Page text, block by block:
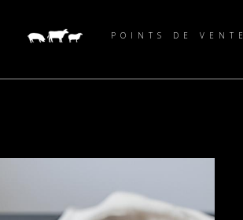
POINTS DE VENTE